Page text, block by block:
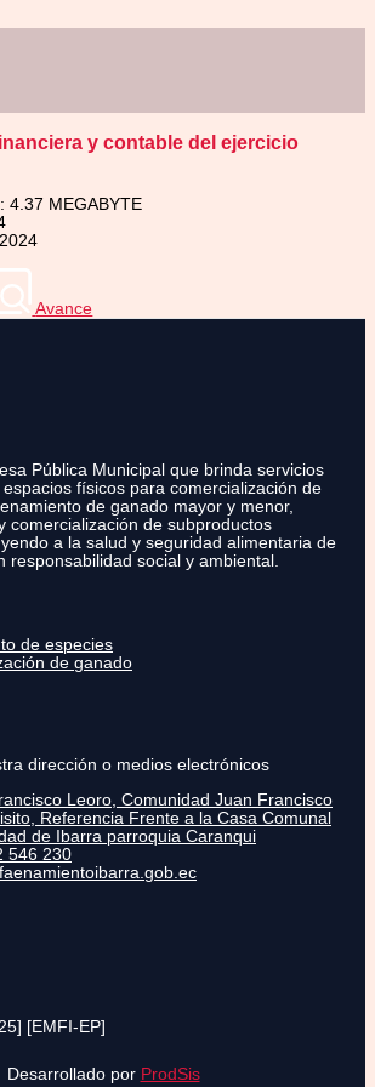
y contable del ejercicio
4.37 MEGABYTE
Avance
Pública Municipal que brinda servicios
físicos para comercialización de
de ganado mayor y menor,
comercialización de subproductos
a la salud y seguridad alimentaria de
responsabilidad social y ambiental.
de especies
de ganado
dirección o medios electrónicos
Leoro, Comunidad Juan Francisco
Referencia Frente a la Casa Comunal
de Ibarra parroquia Caranqui
546 230
[EMFI-EP]
Desarrollado por ProdSis